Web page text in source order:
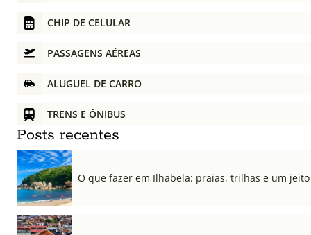
CHIP DE CELULAR
PASSAGENS AÉREAS
ALUGUEL DE CARRO
TRENS E ÔNIBUS
Posts recentes
O que fazer em Ilhabela: praias, trilhas e um